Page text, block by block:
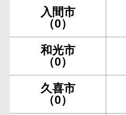
入間市
（0）
和光市
（0）
久喜市
（0）